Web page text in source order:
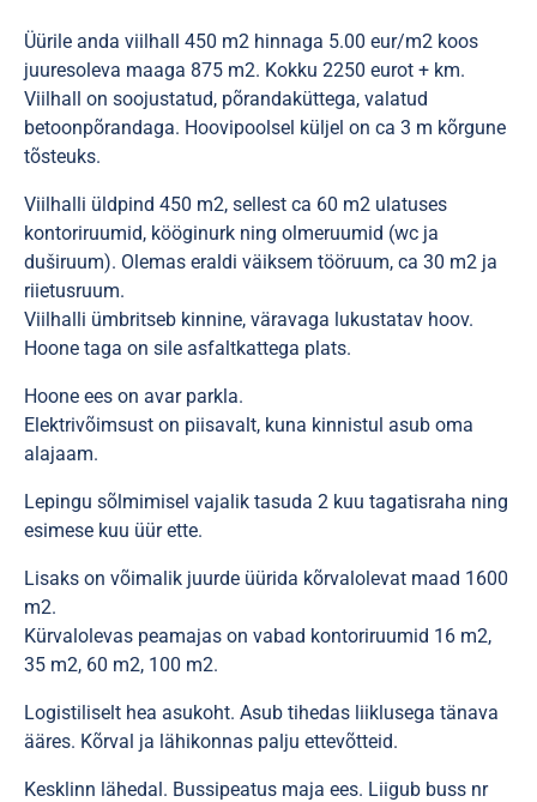
Üürile anda viilhall 450 m2 hinnaga 5.00 eur/m2 koos
juuresoleva maaga 875 m2. Kokku 2250 eurot + km.
Viilhall on soojustatud, põrandaküttega, valatud
betoonpõrandaga. Hoovipoolsel küljel on ca 3 m kõrgune
tõsteuks.
Viilhalli üldpind 450 m2, sellest ca 60 m2 ulatuses
kontoriruumid, kööginurk ning olmeruumid (wc ja
duširuum). Olemas eraldi väiksem tööruum, ca 30 m2 ja
riietusruum.
Viilhalli ümbritseb kinnine, väravaga lukustatav hoov.
Hoone taga on sile asfaltkattega plats.
Hoone ees on avar parkla.
Elektrivõimsust on piisavalt, kuna kinnistul asub oma
alajaam.
Lepingu sõlmimisel vajalik tasuda 2 kuu tagatisraha ning
esimese kuu üür ette.
Lisaks on võimalik juurde üürida kõrvalolevat maad 1600
m2.
Kürvalolevas peamajas on vabad kontoriruumid 16 m2,
35 m2, 60 m2, 100 m2.
Logistiliselt hea asukoht. Asub tihedas liiklusega tänava
ääres. Kõrval ja lähikonnas palju ettevõtteid.
Kesklinn lähedal. Bussipeatus maja ees. Liigub buss nr